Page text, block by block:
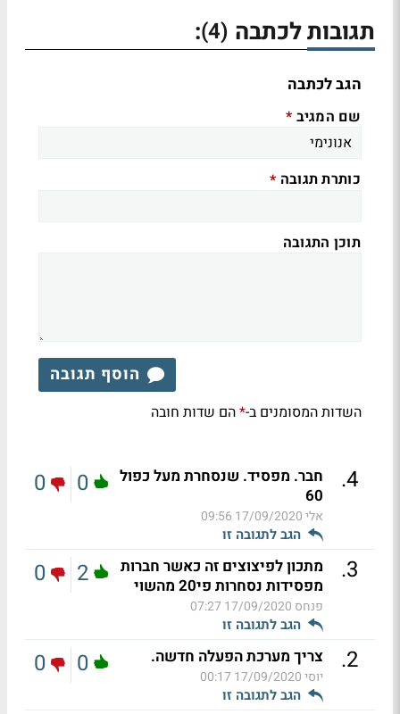
תגובות לכתבה (4)
:
הגב לכתבה
שם המגיב *
כותרת תגובה *
תוכן התגובה
הוסף תגובה
השדות המסומנים ב-*הם שדות חובה
4
.
חבר. מפסיד. שנסחרת מעל כפול
60
אלי17/09/2020 09:56
הגב לתגובה זו
0
0
3
.
מתכון לפיצוצים זה כאשר חברות
מפסידות נסחרות פי20 מהשוי
פנחס 17/09/2020 07:27
הגב לתגובה זו
2
0
2
. צריך מערכת הפעלה חדשה.
יוסי17/09/2020 00:17
הגב לתגובה זו
0
0